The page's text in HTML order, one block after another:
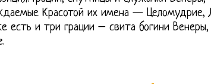
Красотой их имена — Целомудрие,
есть и три грации – свита богини